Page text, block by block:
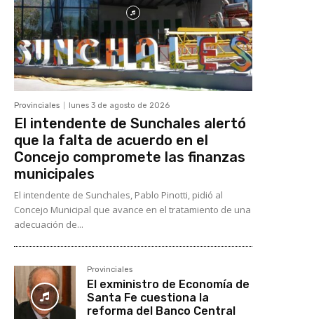
Provinciales lunes 3 de agosto de 2026
El intendente de Sunchales alertó
que la falta de acuerdo en el
Concejo compromete las finanzas
municipales
El intendente de Sunchales, Pablo Pinotti, pidió al
Concejo Municipal que avance en el tratamiento de una
adecuación de...
Provinciales
El exministro de Economía de
Santa Fe cuestiona la
reforma del Banco Central